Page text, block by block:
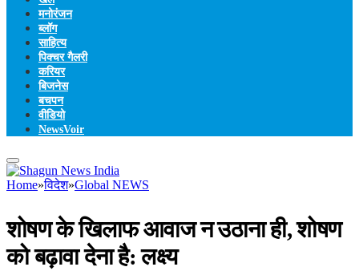
मनोरंजन
ब्लॉग
साहित्य
पिक्चर गैलरी
करियर
बिजनेस
बचपन
वीडियो
NewsVoir
Home»विदेश»Global NEWS
शोषण के खिलाफ आवाज न उठाना ही, शोषण
को बढ़ावा देना है: लक्ष्य